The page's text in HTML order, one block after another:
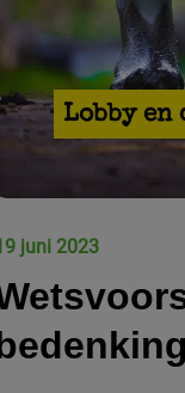
Lobby en
juni 2023